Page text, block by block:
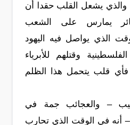
يشعل القلب حقدا أن
يمارس على الشعب
الذي يواصل فيه اليهود
وقتلهم للأبرياء
فأي قلب يتحمل هذا الظلم
– والعجائب جمة في
– أنه في الوقت الذي تحارب